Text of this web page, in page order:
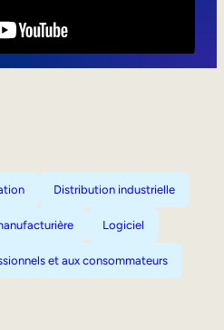
Distribution industrielle
Logiciel
et aux consommateurs